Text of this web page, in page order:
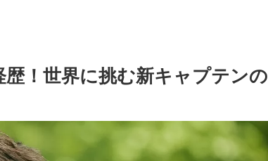
！世界に挑む新キャプテンの